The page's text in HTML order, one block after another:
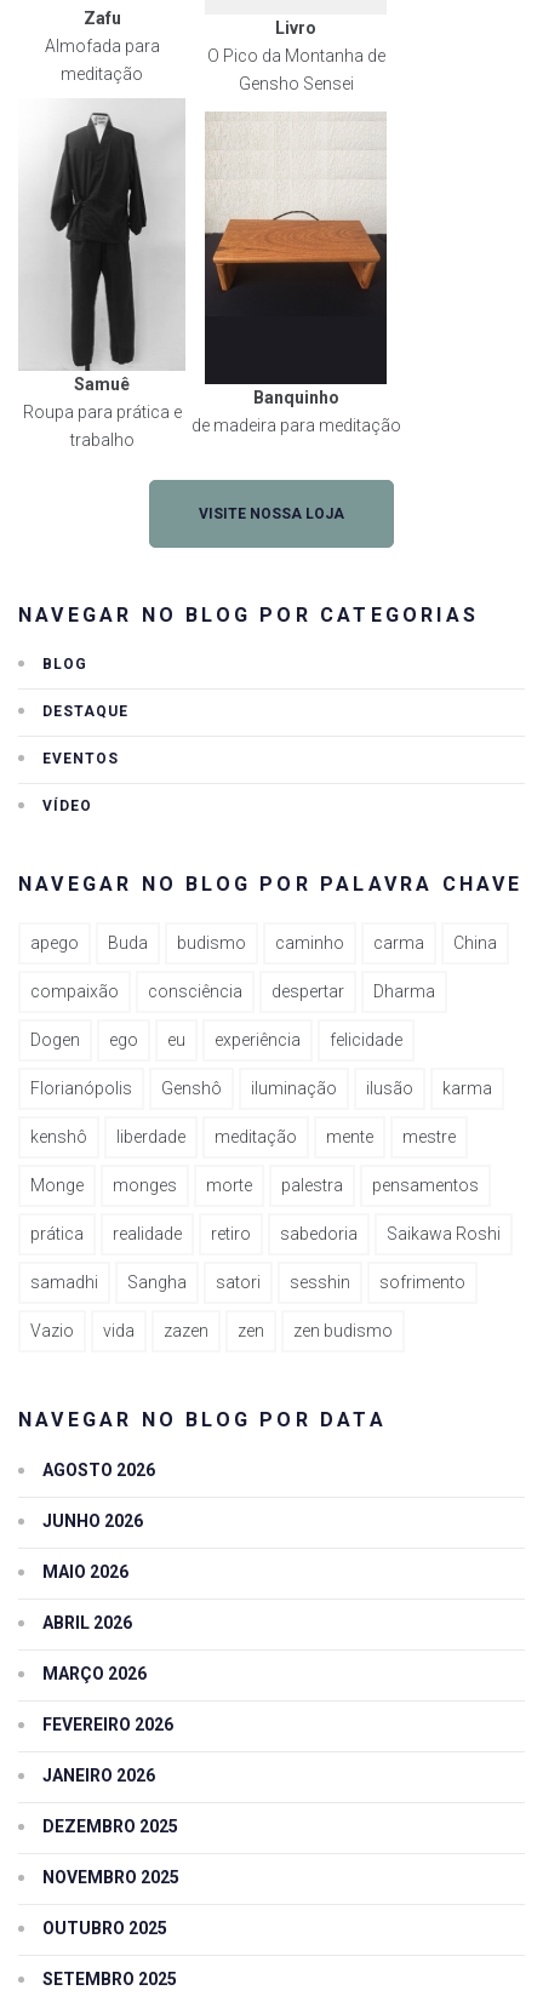
Zafu
Almofada para
meditação
Livro
O Pico da Montanha de
Gensho Sensei
Samuê
Roupa para prática e
trabalho
Banquinho
de madeira para meditação
VISITE NOSSA LOJA
NAVEGAR NO BLOG POR CATEGORIAS
BLOG
DESTAQUE
EVENTOS
VÍDEO
NAVEGAR NO BLOG POR PALAVRA CHAVE
apego Buda budismo caminho carma China
compaixão consciência despertar Dharma
Dogen ego eu experiência felicidade
Florianópolis Genshô iluminação ilusão karma
kenshô liberdade meditação mente mestre
Monge monges morte palestra pensamentos
prática realidade retiro sabedoria Saikawa Roshi
samadhi Sangha satori sesshin sofrimento
Vazio vida zazen zen zen budismo
NAVEGAR NO BLOG POR DATA
AGOSTO 2026
JUNHO 2026
MAIO 2026
ABRIL 2026
MARÇO 2026
FEVEREIRO 2026
JANEIRO 2026
DEZEMBRO 2025
NOVEMBRO 2025
OUTUBRO 2025
SETEMBRO 2025